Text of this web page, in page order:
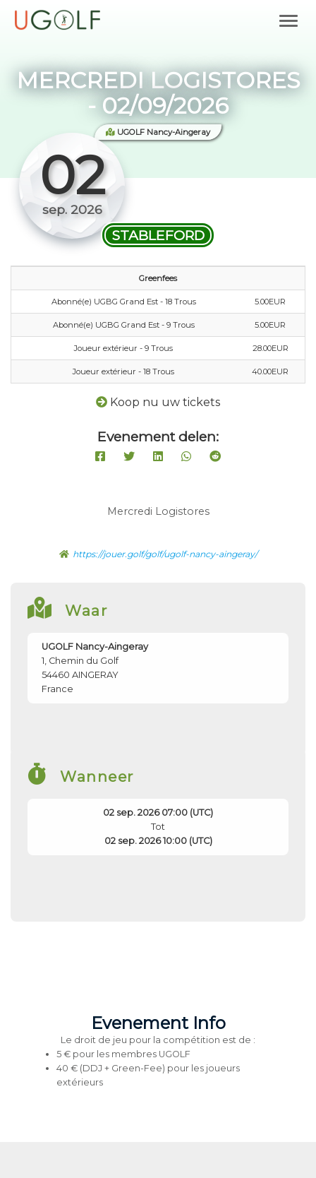
MERCREDI LOGISTORES
- 02/09/2026
UGOLF Nancy-Aingeray
02
sep. 2026
STABLEFORD
Greenfees
Abonné(e) UGBG Grand Est - 18 Trous 5.00EUR
Abonné(e) UGBG Grand Est - 9 Trous 5.00EUR
Joueur extérieur - 9 Trous 28.00EUR
Joueur extérieur - 18 Trous 40.00EUR
Koop nu uw tickets
Evenement delen:
Mercredi Logistores
https://jouer.golf/golf/ugolf-nancy-aingeray/
Waar
UGOLF Nancy-Aingeray
1, Chemin du Golf
54460 AINGERAY
France
Wanneer
02 sep. 2026 07:00 (UTC)
Tot
02 sep. 2026 10:00 (UTC)
Evenement Info
Le droit de jeu pour la compétition est de :
5 € pour les membres UGOLF
40 € (DDJ + Green-Fee) pour les joueurs
extérieurs